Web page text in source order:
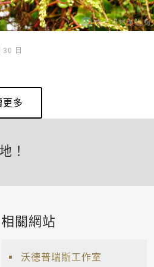
日
更多
！
相關網站
沃德普瑞斯工作室